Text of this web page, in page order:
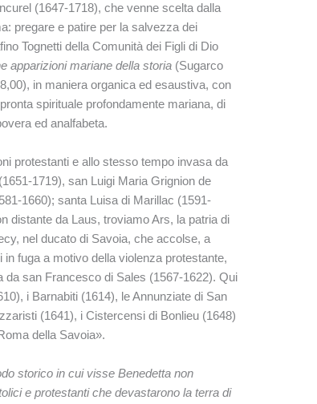
(1647-1718), che venne scelta dalla
pregare e patire per la salvezza dei
Tognetti della Comunità dei Figli di Dio
apparizioni mariane della storia (Sugarco
in maniera organica ed esaustiva, con
spirituale profondamente mariana, di
ed analfabeta.
protestanti e allo stesso tempo invasa da
1719), san Luigi Maria Grignion de
1660); santa Luisa di Marillac (1591-
distante da Laus, troviamo Ars, la patria di
nel ducato di Savoia, che accolse, a
fuga a motivo della violenza protestante,
da san Francesco di Sales (1567-1622). Qui
i Barnabiti (1614), le Annunziate di San
(1641), i Cistercensi di Bonlieu (1648)
della Savoia».
storico in cui visse Benedetta non
e protestanti che devastarono la terra di